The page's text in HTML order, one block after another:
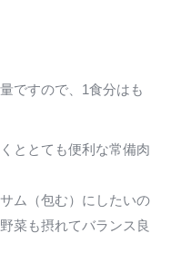
ですので、1食分はも
ととても便利な常備肉
ム（包む）にしたいの
菜も摂れてバランス良